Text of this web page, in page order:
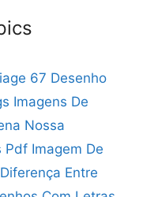
67 Desenho
Imagens De
Nossa
Pdf Imagem De
Diferença Entre